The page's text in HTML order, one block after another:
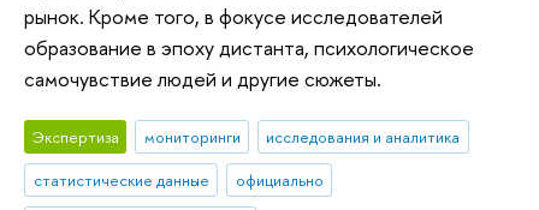
рынок. Кроме того, в фокусе исследователей
образование в эпоху дистанта, психологическое
самочувствие людей и другие сюжеты.
Экспертиза мониторинги
исследования и аналитика
статистические данные
официально